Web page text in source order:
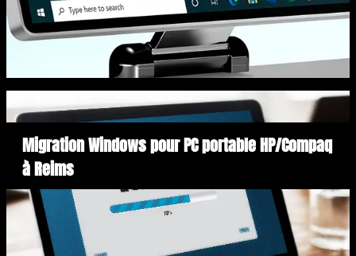
Migration Windows pour PC portable HP/Compaq
à Reims